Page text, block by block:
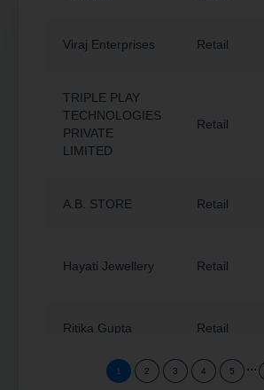
Viraj Enterprises Retail
TRIPLE PLAY
TECHNOLOGIES
PRIVATE
LIMITED
Retail
A.B. STORE Retail
Hayati Jewellery Retail
Ritika Gupta Retail
Sangar茅
1 2 3 4 5 ...